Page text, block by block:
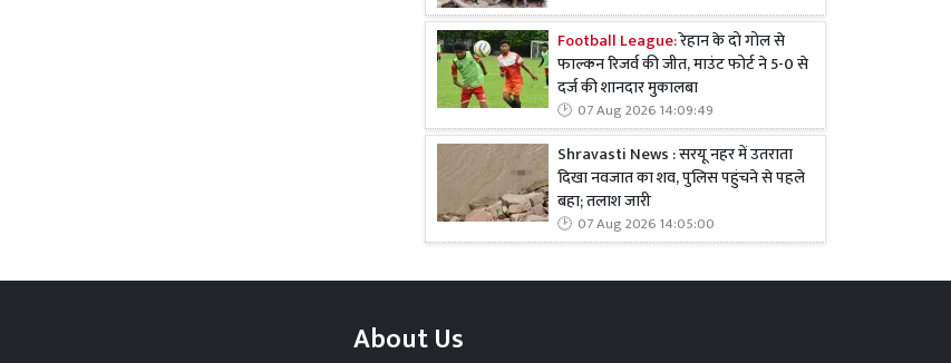
Football League:रेहान के दो गोल से
फाल्कन रिजर्व की जीत, माउंट फोर्ट ने 5-0 से
दर्ज की शानदार मुकालबा
07 Aug 2026 14:09:49
Shravasti News : सरयू नहर में उतराता
दिखा नवजात का शव, पुलिस पहुंचने से पहले
बहा; तलाश जारी
07 Aug 2026 14:05:00
About Us